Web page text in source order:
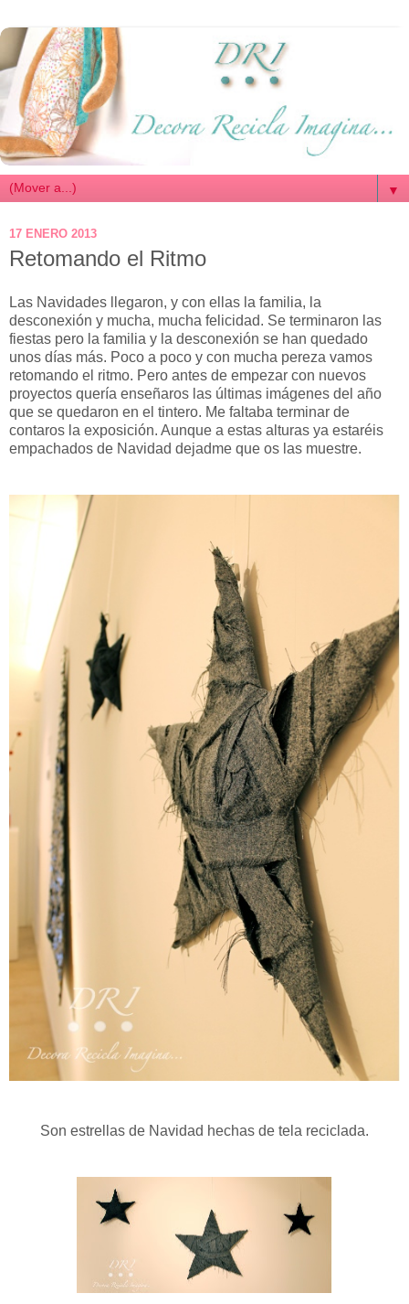
▼
17 ENERO 2013
Retomando el Ritmo
Las Navidades llegaron, y con ellas la familia, la
desconexión y mucha, mucha felicidad. Se terminaron las
fiestas pero la familia y la desconexión se han quedado
unos días más. Poco a poco y con mucha pereza vamos
retomando el ritmo. Pero antes de empezar con nuevos
proyectos quería enseñaros las últimas imágenes del año
que se quedaron en el tintero. Me faltaba terminar de
contaros la exposición. Aunque a estas alturas ya estaréis
empachados de Navidad dejadme que os las muestre.
Son estrellas de Navidad hechas de tela reciclada.